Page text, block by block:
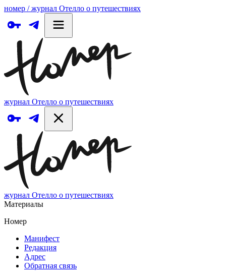
номер / журнал Отелло о путешествиях
журнал Отелло о путешествиях
журнал Отелло о путешествиях
Материалы
Номер
Манифест
Редакция
Адрес
Обратная связь